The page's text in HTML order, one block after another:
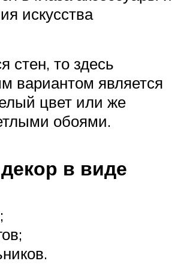
искусства
стен, то здесь
вариантом является
цвет или же
обоями.
в виде